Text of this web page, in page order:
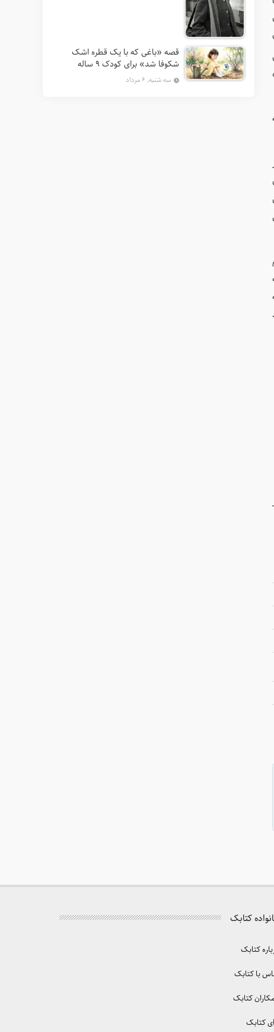
قصه «باغی که با یک قطره اشک
شکوفا شد» برای کودک ۹ ساله
سه شنبه, ۶ مرداد
کتابک
کتابک
با کتابک
کتابک
کتابک